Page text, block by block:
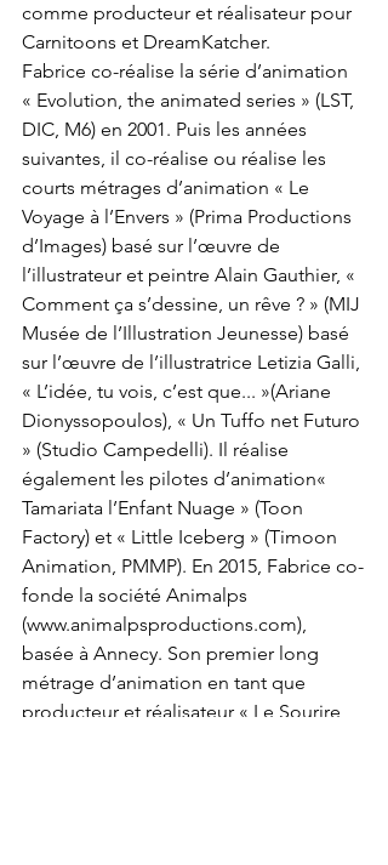
comme producteur et réalisateur pour
Carnitoons et DreamKatcher.
Fabrice co-réalise la série d’animation
« Evolution, the animated series » (LST,
DIC, M6) en 2001. Puis les années
suivantes, il co-réalise ou réalise les
courts métrages d’animation « Le
Voyage à l’Envers » (Prima Productions
d’Images) basé sur l’œuvre de
l’illustrateur et peintre Alain Gauthier, «
Comment ça s’dessine, un rêve ? » (MIJ
Musée de l’Illustration Jeunesse) basé
sur l’œuvre de l’illustratrice Letizia Galli,
« L’idée, tu vois, c’est que... »(Ariane
Dionyssopoulos), « Un Tuffo net Futuro
» (Studio Campedelli). Il réalise
également les pilotes d’animation«
Tamariata l’Enfant Nuage » (Toon
Factory) et « Little Iceberg » (Timoon
Animation, PMMP). En 2015, Fabrice co-
fonde la société Animalps
(www.animalpsproductions.com),
basée à Annecy. Son premier long
métrage d’animation en tant que
producteur et réalisateur « Le Sourire